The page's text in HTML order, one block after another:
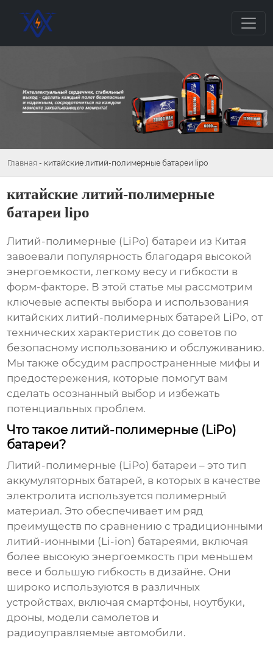
Главная - китайские литий-полимерные батареи lipo
китайские литий-полимерные
батареи lipo
Литий-полимерные (LiPo) батареи из Китая
завоевали популярность благодаря высокой
энергоемкости, легкому весу и гибкости в
форм-факторе. В этой статье мы рассмотрим
ключевые аспекты выбора и использования
китайских литий-полимерных батарей LiPo, от
технических характеристик до советов по
безопасному использованию и обслуживанию.
Мы также обсудим распространенные мифы и
предостережения, которые помогут вам
сделать осознанный выбор и избежать
потенциальных проблем.
Что такое литий-полимерные (LiPo)
батареи?
Литий-полимерные (LiPo) батареи – это тип
аккумуляторных батарей, в которых в качестве
электролита используется полимерный
материал. Это обеспечивает им ряд
преимуществ по сравнению с традиционными
литий-ионными (Li-ion) батареями, включая
более высокую энергоемкость при меньшем
весе и большую гибкость в дизайне. Они
широко используются в различных
устройствах, включая смартфоны, ноутбуки,
дроны, модели самолетов и
радиоуправляемые автомобили.